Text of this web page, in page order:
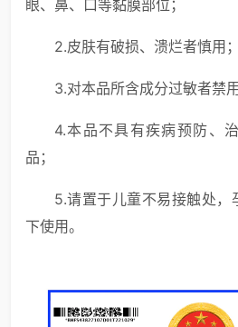
眼、鼻、口等黏膜部位；
2.皮肤有破损、溃烂者慎用；
3.对本品所含成分过敏者禁
4.本品不具有疾病预防、
品；
5.请置于儿童不易接触处，
下使用。